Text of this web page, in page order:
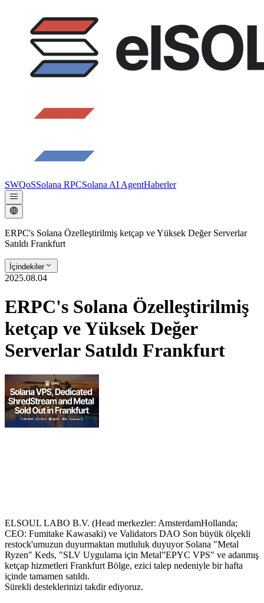
SWQoSSolana RPCSolana AI AgentHaberler
ERPC's Solana Özelleştirilmiş ketçap ve Yüksek Değer Serverlar
Satıldı Frankfurt
İçindekiler
2025.08.04
ERPC's Solana Özelleştirilmiş
ketçap ve Yüksek Değer
Serverlar Satıldı Frankfurt
ELSOUL LABO B.V. (Head merkezler: AmsterdamHollanda;
CEO: Fumitake Kawasaki) ve Validators DAO Son büyük ölçekli
restock'umuzun duyurmaktan mutluluk duyuyor Solana "Metal
Ryzen" Keds, "SLV Uygulama için Metal”EPYC VPS" ve adanmış
ketçap hizmetleri Frankfurt Bölge, ezici talep nedeniyle bir hafta
içinde tamamen satıldı.
Sürekli desteklerinizi takdir ediyoruz.